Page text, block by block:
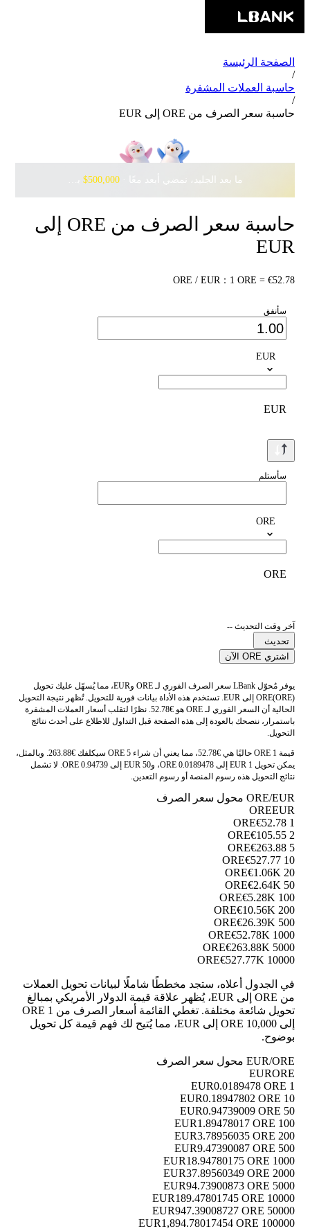
الصفحة الرئيسة
/
حاسبة العملات المشفرة
/
حاسبة سعر الصرف من ORE إلى EUR
ما بعد الجليد، نمضي أبعد معًا · ‎ $500,000بانتظارك مع Pudgy Penguins
حاسبة سعر الصرف من ORE إلى
EUR
ORE / EUR：1 ORE = €52.78
سأنفق
EUR
EUR
سأستلم
ORE
ORE
آخر وقت التحديث --
تحديث
اشتري ORE الآن
يوفر مُحوّل LBank سعر الصرف الفوري لـ ORE وEUR، مما يُسهّل عليك تحويل
ORE(ORE) إلى EUR. تستخدم هذه الأداة بيانات فورية للتحويل. تُظهر نتيجة التحويل
الحالية أن السعر الفوري لـ ORE هو €52.78. نظرًا لتقلب أسعار العملات المشفرة
باستمرار، ننصحك بالعودة إلى هذه الصفحة قبل التداول للاطلاع على أحدث نتائج
التحويل.
قيمة 1 ORE حاليًا هي €52.78، مما يعني أن شراء 5 ORE سيكلفك €263.88. وبالمثل،
يمكن تحويل 1 EUR إلى 0.0189478 ORE، و50 EUR إلى 0.94739 ORE. لا تشمل
نتائج التحويل هذه رسوم المنصة أو رسوم التعدين.
ORE/EUR محول سعر الصرف
OREEUR
1 ORE
€52.78
2 ORE
€105.55
5 ORE
€263.88
10 ORE
€527.77
20 ORE
€1.06K
50 ORE
€2.64K
100 ORE
€5.28K
200 ORE
€10.56K
500 ORE
€26.39K
1000 ORE
€52.78K
5000 ORE
€263.88K
10000 ORE
€527.77K
في الجدول أعلاه، ستجد مخططًا شاملًا لبيانات تحويل العملات
من ORE إلى EUR، يُظهر علاقة قيمة الدولار الأمريكي بمبالغ
تحويل شائعة مختلفة. تغطي القائمة أسعار الصرف من 1 ORE
إلى 10,000 ORE إلى EUR، مما يُتيح لك فهم قيمة كل تحويل
بوضوح.
EUR/ORE محول سعر الصرف
EURORE
1 EUR
0.0189478 ORE
10 EUR
0.18947802 ORE
50 EUR
0.94739009 ORE
100 EUR
1.89478017 ORE
200 EUR
3.78956035 ORE
500 EUR
9.47390087 ORE
1000 EUR
18.94780175 ORE
2000 EUR
37.89560349 ORE
5000 EUR
94.73900873 ORE
10000 EUR
189.47801745 ORE
50000 EUR
947.39008727 ORE
100000 EUR
1,894.78017454 ORE